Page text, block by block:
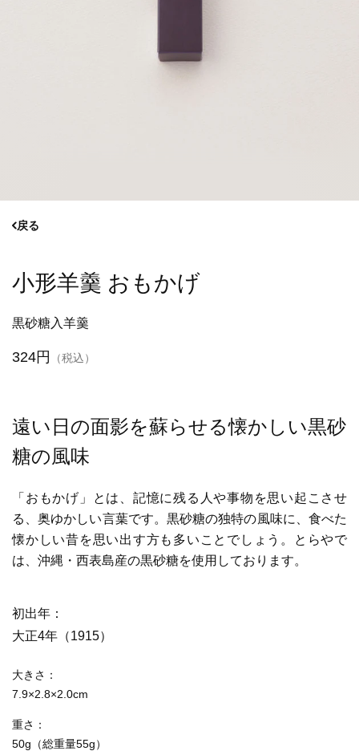
戻る
小形羊羹 おもかげ
黒砂糖入羊羹
324円 （税込）
遠い日の面影を蘇らせる懐かしい黒砂
糖の風味
「おもかげ」とは、記憶に残る人や事物を思い起こさせ
る、奥ゆかしい言葉です。黒砂糖の独特の風味に、食べた
懐かしい昔を思い出す方も多いことでしょう。とらやで
は、沖縄・西表島産の黒砂糖を使用しております。
初出年
大正4年（1915）
大きさ
7.9×2.8×2.0cm
重さ
50g（総重量55g）